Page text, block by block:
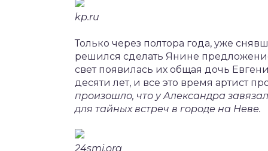
kp.ru
Только через полтора года, уже
решился сделать Янине
свет появилась их общая дочь
десяти лет, и все это время артист
произошло, что у Александра
для тайных встреч в городе на Неве.
24smi.org